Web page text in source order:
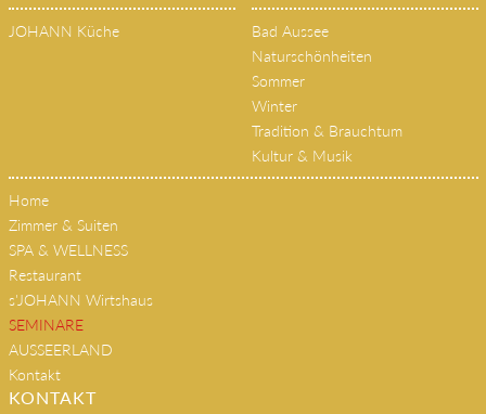
JOHANN Küche
Bad Aussee
Naturschönheiten
Sommer
Winter
Tradition & Brauchtum
Kultur & Musik
Home
Zimmer & Suiten
SPA & WELLNESS
Restaurant
s'JOHANN Wirtshaus
SEMINARE
AUSSEERLAND
Kontakt
KONTAKT